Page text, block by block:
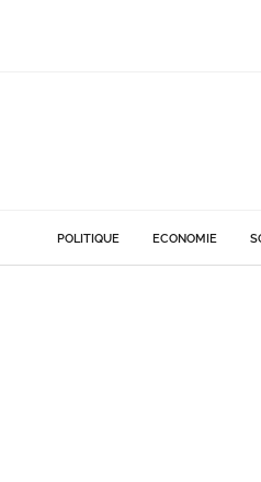
POLITIQUE ECONOMIE